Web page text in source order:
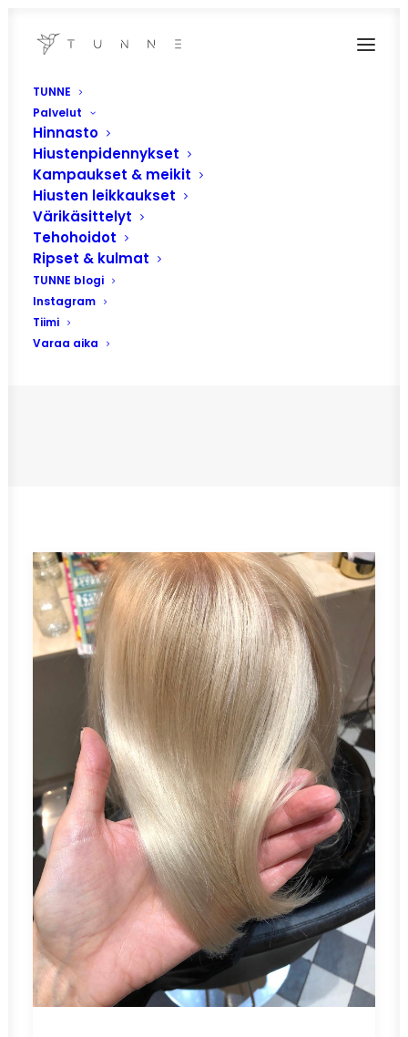
TUNNE
Palvelut
Hinnasto
Hiustenpidennykset
Kampaukset & meikit
Hiusten leikkaukset
Värikäsittelyt
Tehohoidot
Ripset & kulmat
TUNNE blogi
Instagram
Tiimi
Varaa aika